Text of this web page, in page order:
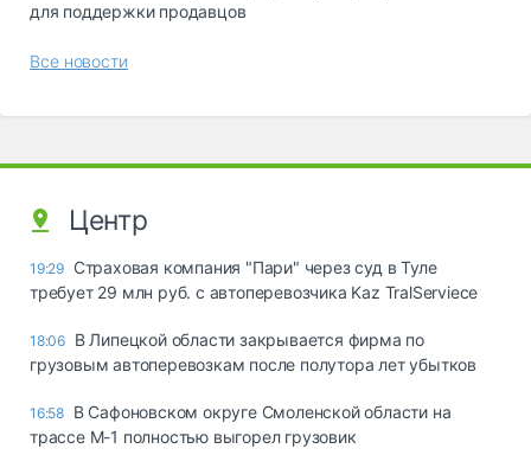
для поддержки продавцов
Все новости
Центр
19:29 Страховая компания "Пари" через суд в Туле
требует 29 млн руб. с автоперевозчика Kaz TralServiece
18:06 В Липецкой области закрывается фирма по
грузовым автоперевозкам после полутора лет убытков
16:58 В Сафоновском округе Смоленской области на
трассе М-1 полностью выгорел грузовик